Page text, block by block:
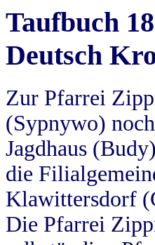
Taufbuch
Deutsch
Zur Pfarrei
(Sypnywo)
Jagdhaus
die
Klawittersdorf
Die Pfarrei